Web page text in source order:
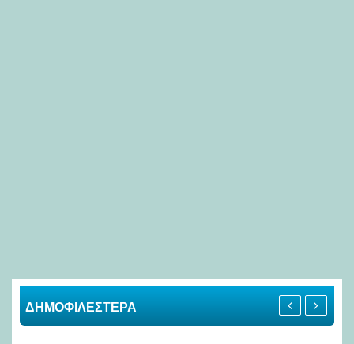
ΔΗΜΟΦΙΛΕΣΤΕΡΑ